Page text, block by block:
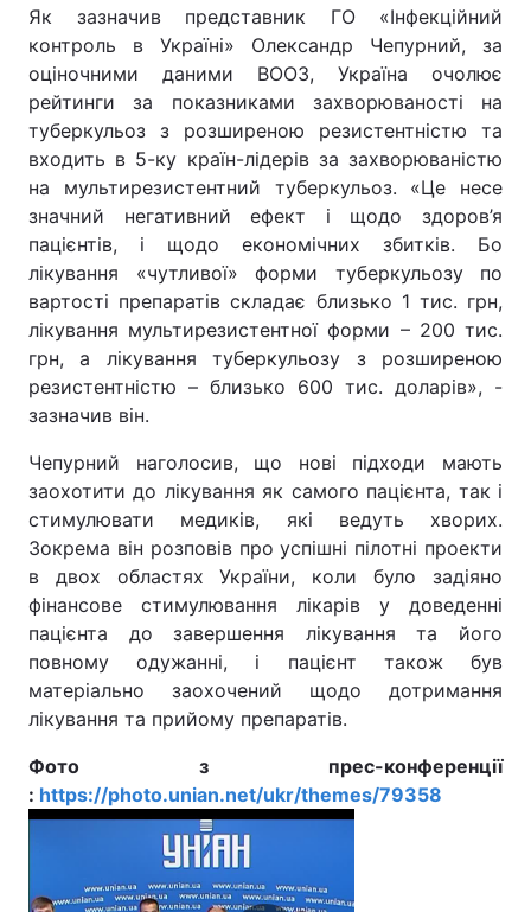
Як зазначив представник ГО «Інфекційний
контроль в Україні» Олександр Чепурний, за
оціночними даними ВООЗ, Україна очолює
рейтинги за показниками захворюваності на
туберкульоз з розширеною резистентністю та
входить в 5-ку країн-лідерів за захворюваністю
на мультирезистентний туберкульоз. «Це несе
значний негативний ефект і щодо здоров’я
пацієнтів, і щодо економічних збитків. Бо
лікування «чутливої» форми туберкульозу по
вартості препаратів складає близько 1 тис. грн,
лікування мультирезистентної форми – 200 тис.
грн, а лікування туберкульозу з розширеною
резистентністю – близько 600 тис. доларів», -
зазначив він.
Чепурний наголосив, що нові підходи мають
заохотити до лікування як самого пацієнта, так і
стимулювати медиків, які ведуть хворих.
Зокрема він розповів про успішні пілотні проекти
в двох областях України, коли було задіяно
фінансове стимулювання лікарів у доведенні
пацієнта до завершення лікування та його
повному одужанні, і пацієнт також був
матеріально заохочений щодо дотримання
лікування та прийому препаратів.
Фото з прес-конференції
: https://photo.unian.net/ukr/themes/79358